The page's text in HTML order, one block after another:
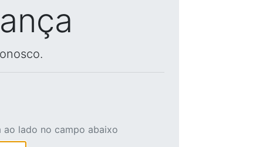
ao lado no campo abaixo